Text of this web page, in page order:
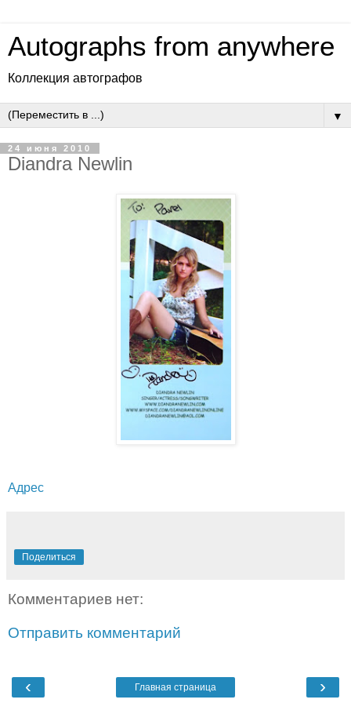
Autographs from anywhere
Коллекция автографов
▼
24 июня 2010
Diandra Newlin
Адрес
Поделиться
Комментариев нет:
Отправить комментарий
‹ ›
Главная страница